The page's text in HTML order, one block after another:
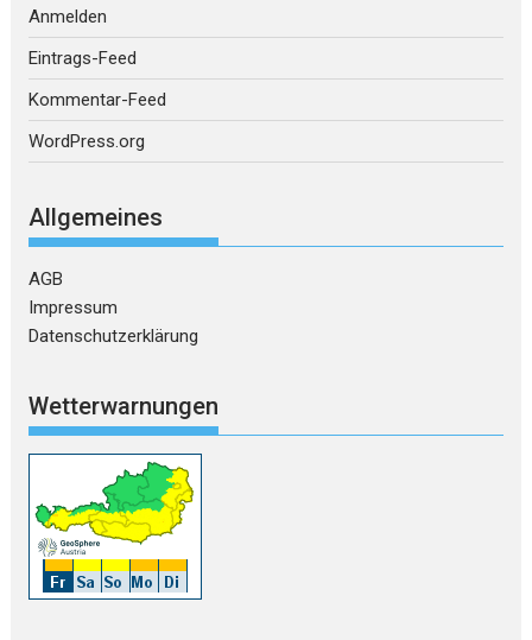
Anmelden
Eintrags-Feed
Kommentar-Feed
WordPress.org
Allgemeines
AGB
Impressum
Datenschutzerklärung
Wetterwarnungen